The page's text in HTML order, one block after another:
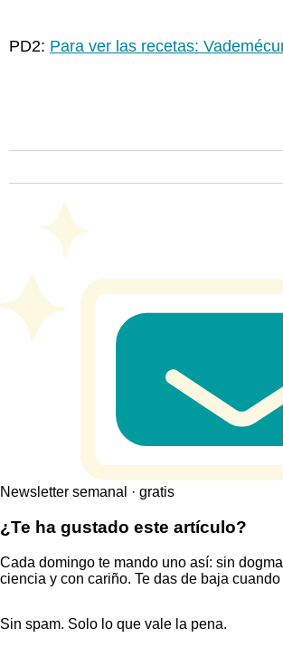
PD2: Para ver las recetas:
Newsletter semanal · gratis
¿Te ha gustado este artículo?
Cada domingo te mando uno así: sin
ciencia y con cariño. Te das de baja
Sin spam. Solo lo que vale la pena.